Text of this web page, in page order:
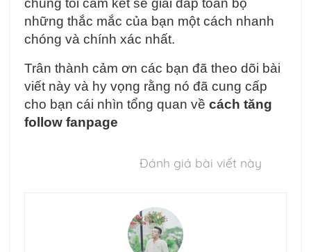
chúng tôi cam kết sẽ giải đáp toàn bộ
những thắc mắc của bạn một cách nhanh
chóng và chính xác nhất.
Trân thành cảm ơn các bạn đã theo dõi bài
viết này và hy vọng rằng nó đã cung cấp
cho bạn cái nhìn tổng quan về cách tăng
follow fanpage
Đánh giá bài viết này